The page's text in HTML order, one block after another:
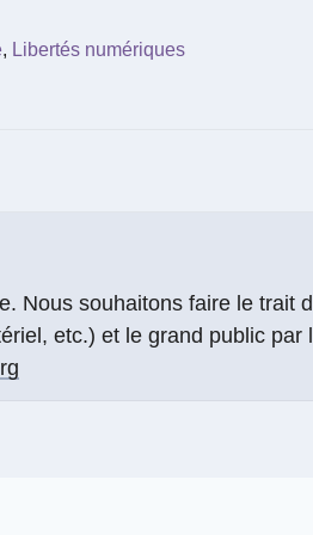
, Libertés numériques
Nous souhaitons faire le trait
etc.) et le grand public par